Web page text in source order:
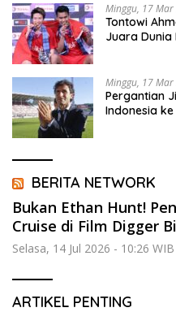
Minggu, 17
Tontowi
Juara Dunia
Minggu, 17
Pergantian
Indonesia
BERITA NETWORK
Bukan Ethan Hunt!
Cruise di Film Digger
Selasa, 14 Jul 2026 - 10:26 WIB
ARTIKEL PENTING